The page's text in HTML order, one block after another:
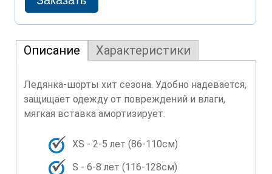
Описание Характеристики
Ледянка-шорты хит сезона. Удобно надевается,
защищает одежду от повреждений и влаги,
мягкая вставка амортизирует.
XS - 2-5 лет (86-110см)
S - 6-8 лет (116-128см)